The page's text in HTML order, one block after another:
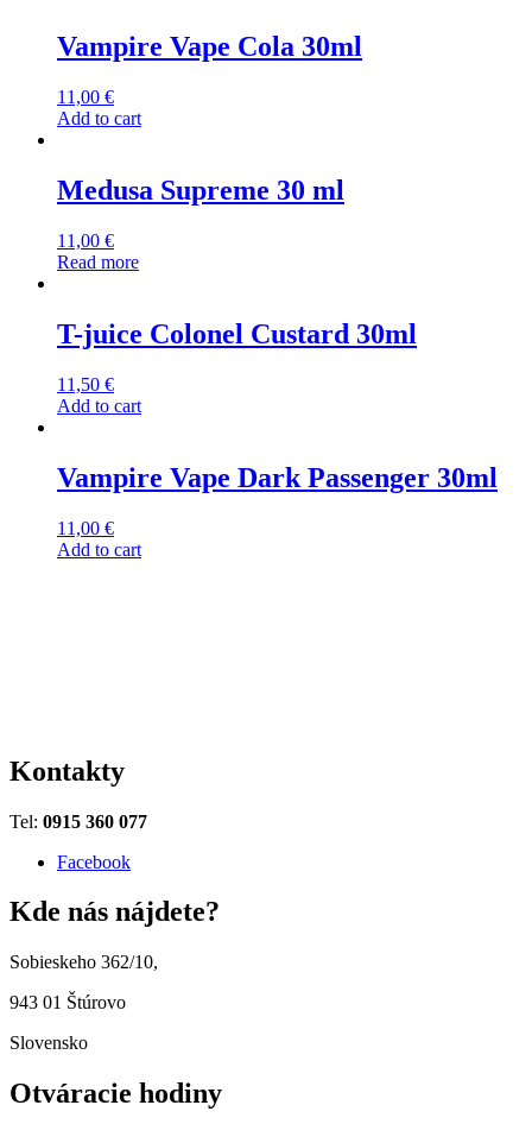
Vampire Vape Cola 30ml
11,00 €
Add to cart
Medusa Supreme 30 ml
11,00 €
Read more
T-juice Colonel Custard 30ml
11,50 €
Add to cart
Vampire Vape Dark Passenger 30ml
11,00 €
Add to cart
Kontakty
Tel: 0915 360 077
Facebook
Kde nás nájdete?
Sobieskeho 362/10,
943 01 Štúrovo
Slovensko
Otváracie hodiny